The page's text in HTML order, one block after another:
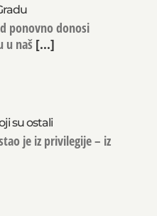
ponovno donosi
u naš [...]
su ostali
je iz privilegije – iz